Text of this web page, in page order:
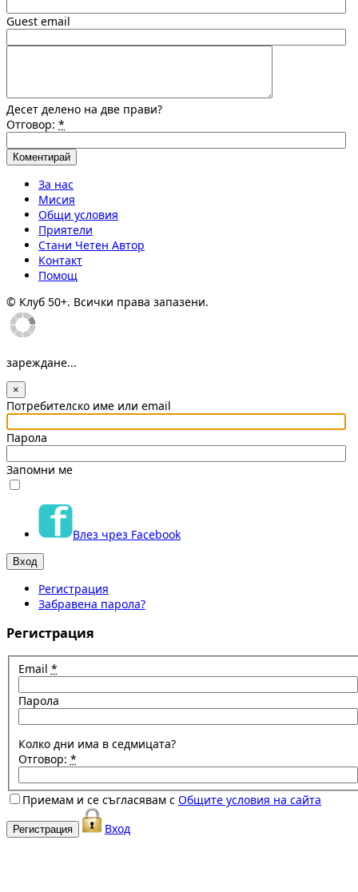
Guest email
Десет делено на две прави?
Отговор: *
За нас
Мисия
Общи условия
Приятели
Стани Четен Автор
Контакт
Помощ
© Клуб 50+. Всички права запазени.
зареждане...
×
Потребителско име или email
Парола
Запомни ме
Влез чрез Facebook
Регистрация
Забравена парола?
Регистрация
Email *
Парола
Колко дни има в седмицата?
Отговор: *
Приемам и се съгласявам с Общите условия на сайта
Вход